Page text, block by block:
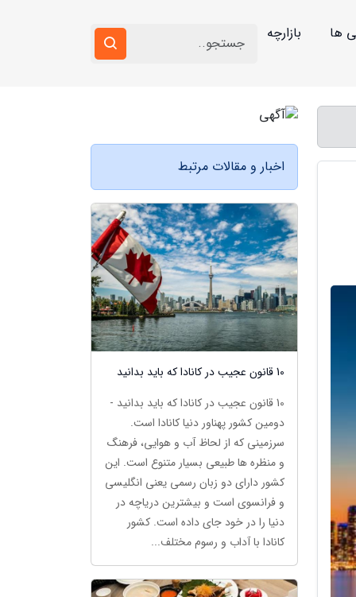
ها بازارچه
اخبار و مقالات مرتبط
10 قانون عجیب در کانادا که باید بدانید
10 قانون عجیب در کانادا که باید بدانید -
دومین کشور پهناور دنیا کانادا است.
سرزمینی که از لحاظ آب و هوایی، فرهنگ
و منظره ها طبیعی بسیار متنوع است. این
کشور دارای دو زبان رسمی یعنی انگلیسی
و فرانسوی است و بیشترین دریاچه در
دنیا را در خود جای داده است. کشور
کانادا با آداب و رسوم مختلف...